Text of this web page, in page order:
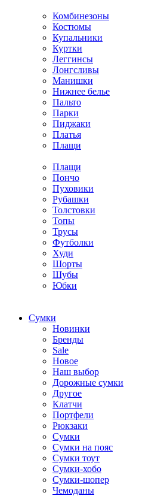
Комбинезоны
Костюмы
Купальники
Куртки
Леггинсы
Лонгсливы
Манишки
Нижнее белье
Пальто
Парки
Пиджаки
Платья
Плащи
Плащи
Пончо
Пуховики
Рубашки
Толстовки
Топы
Трусы
Футболки
Худи
Шорты
Шубы
Юбки
Cумки
Новинки
Бренды
Sale
Новое
Наш выбор
Дорожные сумки
Другое
Клатчи
Портфели
Рюкзаки
Сумки
Сумки на пояс
Сумки тоут
Сумки-хобо
Сумки-шопер
Чемоданы